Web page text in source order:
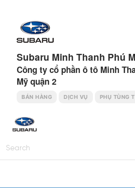
Subaru Minh Thanh Phú
Công ty cổ phần ô tô Minh
Mỹ quận 2
BÁN HÀNG DỊCH VỤ PHỤ TÙNG